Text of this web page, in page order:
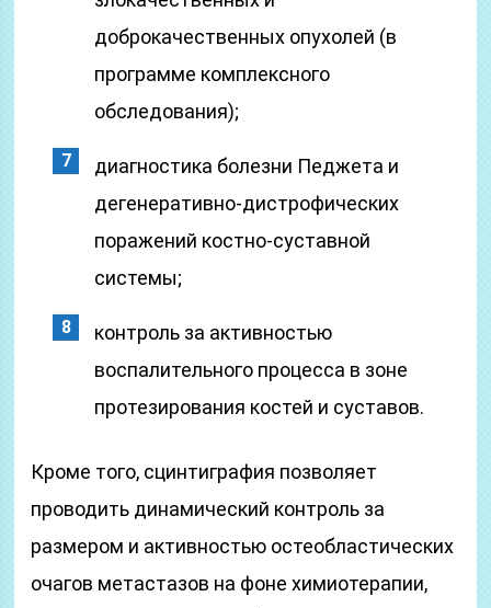
доброкачественных опухолей (в
программе комплексного
обследования);
диагностика болезни Педжета и
дегенеративно-дистрофических
поражений костно-суставной
системы;
контроль за активностью
воспалительного процесса в зоне
протезирования костей и суставов.
Кроме того, сцинтиграфия позволяет
проводить динамический контроль за
размером и активностью остеобластических
очагов метастазов на фоне химиотерапии,